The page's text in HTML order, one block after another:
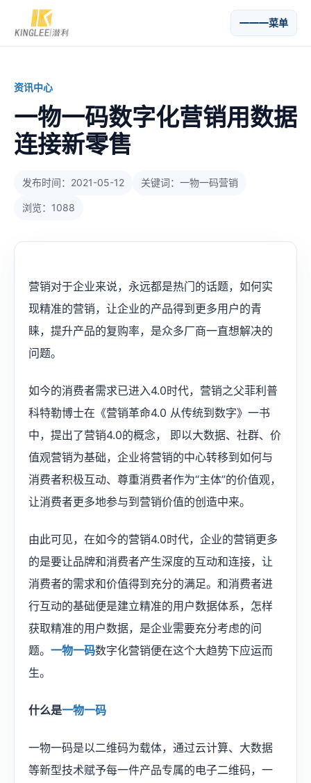
菜单
资讯中心
一物一码数字化营销用数据
连接新零售
发布时间：2021-05-12 关键词：一物一码营销
浏览：1088
营销对于企业来说，永远都是热门的话题，如何实
现精准的营销，让企业的产品得到更多用户的青
睐，提升产品的复购率，是众多厂商一直想解决的
问题。
如今的消费者需求已进入4.0时代，营销之父菲利普
科特勒博士在《营销革命4.0 从传统到数字》一书
中，提出了营销4.0的概念， 即以大数据、社群、价
值观营销为基础，企业将营销的中心转移到如何与
消费者积极互动、尊重消费者作为“主体”的价值观，
让消费者更多地参与到营销价值的创造中来。
由此可见，在如今的营销4.0时代，企业的营销更多
的是要让品牌和消费者产生深度的互动和连接，让
消费者的需求和价值得到充分的满足。和消费者进
行互动的基础便是建立精准的用户数据体系，怎样
获取精准的用户数据，是企业需要充分考虑的问
题。 一物一码数字化营销便在这个大趋势下应运而
生。
什么是一物一码
一物一码是以二维码为载体，通过云计算、大数据
等新型技术赋予每一件产品专属的电子二维码，一